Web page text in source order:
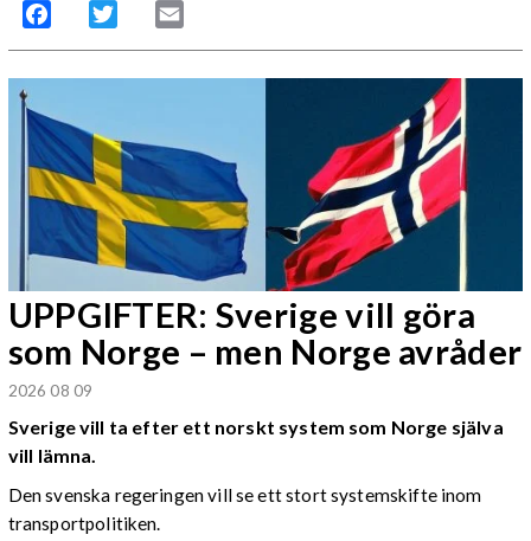
Facebook Twitter
UPPGIFTER: Sverige vill göra
som Norge – men Norge avråder
2026 08 09
Sverige vill ta efter ett norskt system som Norge själva
vill lämna.
Den svenska regeringen vill se ett stort systemskifte inom
transportpolitiken.